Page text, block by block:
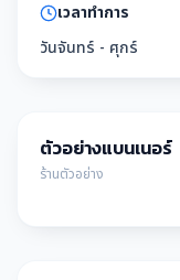
เวลาทำการ
วันจันทร์ - ศุกร์
ตัวอย่างแบนเนอร์
ร้านตัวอย่าง